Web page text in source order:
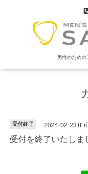
男性のための
受付終了 2024-02-23
受付を終了いたしま